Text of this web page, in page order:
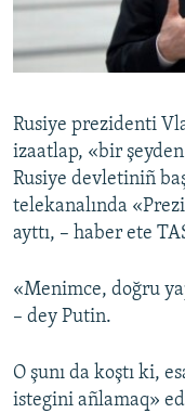
Русский
Українською
QOŞULIÑIZ!
RFE/RS bütün
Rusiye prezidenti
izaatlap, «bir
Rusiye devletiniñ
telekanalında
ayttı, – haber ete
«Menimce, doğru
– dey Putin.
O şunı da koştı ki,
istegini añlamaq»